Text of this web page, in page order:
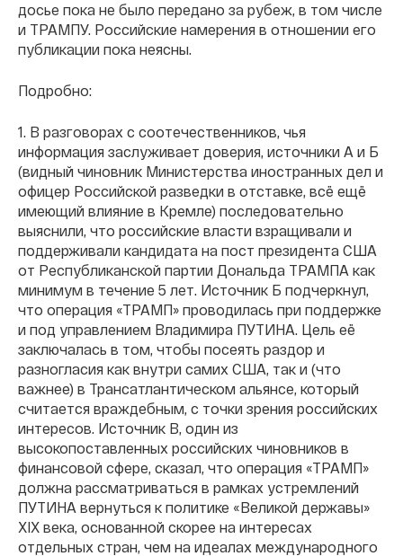
досье пока не было передано за рубеж, в том числе
и ТРАМПУ. Российские намерения в отношении его
публикации пока неясны.
Подробно:
1. В разговорах с соотечественников, чья
информация заслуживает доверия, источники А и Б
(видный чиновник Министерства иностранных дел и
офицер Российской разведки в отставке, всё ещё
имеющий влияние в Кремле) последовательно
выяснили, что российские власти взращивали и
поддерживали кандидата на пост президента США
от Республиканской партии Дональда ТРАМПА как
минимум в течение 5 лет. Источник Б подчеркнул,
что операция «ТРАМП» проводилась при поддержке
и под управлением Владимира ПУТИНА. Цель её
заключалась в том, чтобы посеять раздор и
разногласия как внутри самих США, так и (что
важнее) в Трансатлантическом альянсе, который
считается враждебным, с точки зрения российских
интересов. Источник В, один из
высокопоставленных российских чиновников в
финансовой сфере, сказал, что операция «ТРАМП»
должна рассматриваться в рамках устремлений
ПУТИНА вернуться к политике «Великой державы»
XIX века, основанной скорее на интересах
отдельных стран, чем на идеалах международного